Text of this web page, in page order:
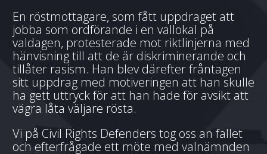
En röstmottagare, som fått uppdraget att
jobba som ordförande i en vallokal på
valdagen, protesterade mot riktlinjerna med
hänvisning till att de är diskriminerande och
tillåter rasism. Han blev därefter fråntagen
sitt uppdrag med motiveringen att han skulle
ha gett uttryck för att han hade för avsikt att
vägra låta väljare rösta.
Vi på Civil Rights Defenders tog oss an fallet
och efterfrågade ett möte med valnämnden